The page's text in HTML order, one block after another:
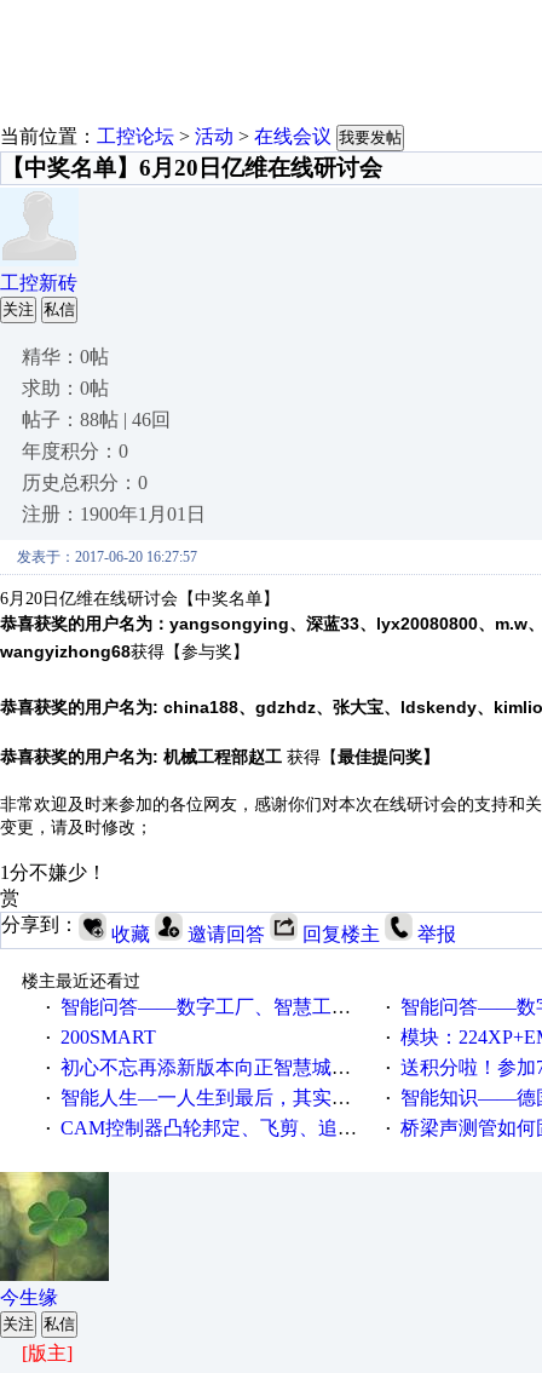
当前位置： 工控论坛 > 活动 > 在线会议 我要发帖
【中奖名单】6月20日亿维在线研讨会
工控新砖
关注 私信
精华：0帖
求助：0帖
帖子：88帖 | 46回
年度积分：0
历史总积分：0
注册：1900年1月01日
发表于：2017-06-20 16:27:57
6月20日亿维在线研讨会【中奖名单】
恭喜获奖的用户名为：yangsongying、深蓝33、lyx20080800、
wangyizhong68获得【参与奖】
恭喜获奖的用户名为: china188、gdzhdz、张大宝、ldskendy、
恭喜获奖的用户名为: 机械工程部赵工 获得【最佳提问奖】
非常欢迎及时来参加的各位网友，感谢你们对本次在线研讨会的支持和
变更，请及时修改；
1分不嫌少！
赏
分享到：
收藏 邀请回答 回复楼主 举报
楼主最近还看过
·
智能问答——数字工厂、智慧工厂和智能制造三者的区别是什么？ · 智能问答——数字化工厂与
· 200SMART · 模块：
· 初心不忘再添新版本向正智慧城市云展厅3.0版亮相 · 送积分啦！参加7月6日
· 智能人生—一人生到最后，其实拼的都是人品 · 智能知识——德国工业崛起
· CAM控制器凸轮邦定、飞剪、追剪等C功能块 · 桥梁声测管如何固
今生缘
关注 私信
[版主]